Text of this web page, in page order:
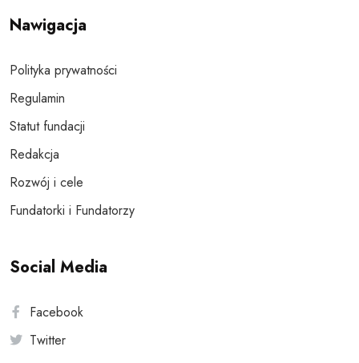
Nawigacja
Polityka prywatności
Regulamin
Statut fundacji
Redakcja
Rozwój i cele
Fundatorki i Fundatorzy
Social Media
Facebook
Twitter